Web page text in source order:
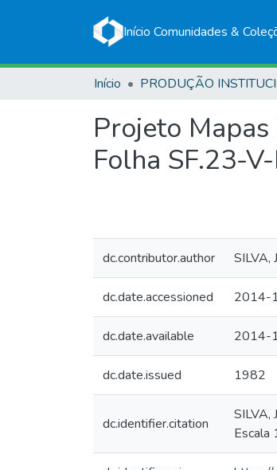
Início Comunidades &
Início
Projeto
Folha SF.23-
dc.contributor.author SILVA,
dc.date.accessioned 2014-
dc.date.available 2014-
dc.date.issued 1982
dc.identifier.citation
SILVA,
Escala